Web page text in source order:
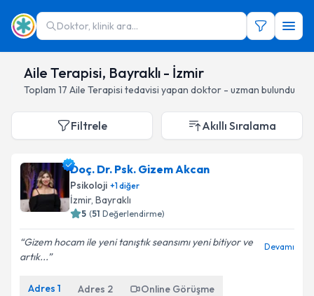
Doktor, klinik ara...
Aile Terapisi, Bayraklı - İzmir
Toplam 17 Aile Terapisi tedavisi yapan doktor - uzman bulundu
Filtrele Akıllı Sıralama
Doç. Dr. Psk. Gizem Akcan
Psikoloji +1diğer
İzmir, Bayraklı
5 (51 Değerlendirme)
Gizem hocam ile yeni tanıştık seansımı yeni bitiyor ve
artık...
Devamı
Adres 1 Adres 2 Online Görüşme